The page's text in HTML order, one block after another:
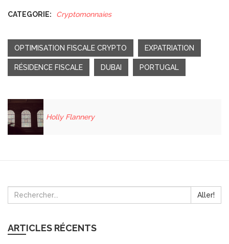
CATEGORIE: Cryptomonnaies
OPTIMISATION FISCALE CRYPTO EXPATRIATION
RÉSIDENCE FISCALE DUBAI PORTUGAL
Holly Flannery
Aller!
ARTICLES RÉCENTS